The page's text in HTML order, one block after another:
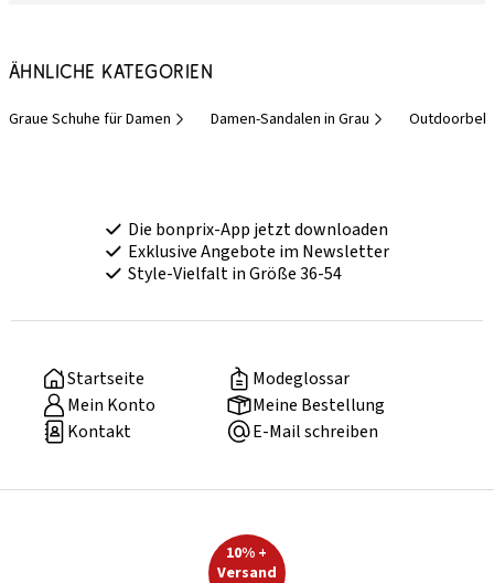
Ähnliche Kategorien
Graue Schuhe für Damen Damen-Sandalen in Grau
Die bonprix-App jetzt downloaden
Exklusive Angebote im Newsletter
Style-Vielfalt in Größe 36-54
Startseite
Modeglossar
Mein Konto
Meine Bestellung
Kontakt
E-Mail schreiben
10% +
Versand